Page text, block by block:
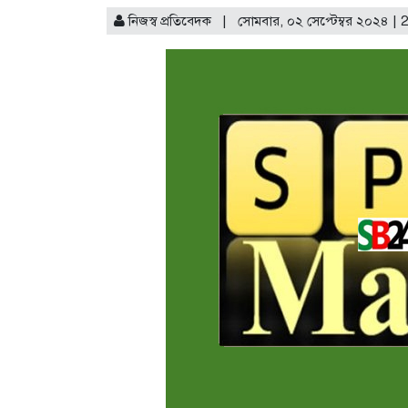
ইউরোপে সম্প্রসারণ কৌশলে
বিক্রি ও পাওনা আদায় কমায়
নিজস্ব প্রতিবেদক | সোমবার, ০২ সেপ্টেম্বর ২০২৪ |